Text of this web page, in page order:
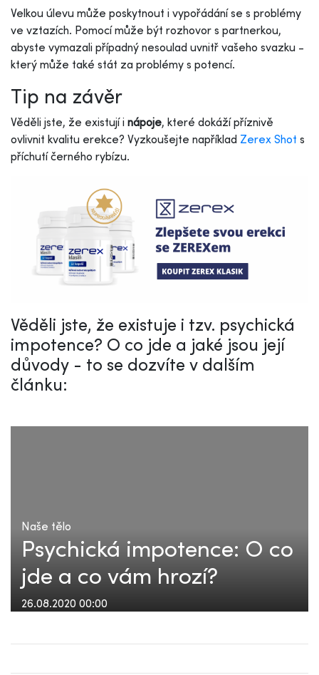
Velkou úlevu může poskytnout i vypořádání se s problémy
ve vztazích. Pomocí může být rozhovor s partnerkou,
abyste vymazali případný nesoulad uvnitř vašeho svazku -
který může také stát za problémy s potencí.
Tip na závěr
Věděli jste, že existují i nápoje, které dokáží příznivě
ovlivnit kvalitu erekce? Vyzkoušejte například Zerex Shot s
příchutí černého rybízu.
Věděli jste, že existuje i tzv. psychická
impotence? O co jde a jaké jsou její
důvody - to se dozvíte v dalším
článku:
Naše tělo
Psychická impotence: O co
jde a co vám hrozí?
26.08.2020 00:00